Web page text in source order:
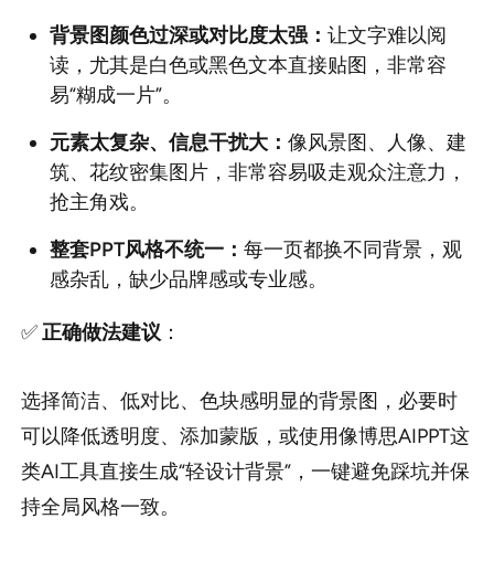
背景图颜色过深或对比度太强： 让文字难以阅
读，尤其是白色或黑色文本直接贴图，非常容
易“糊成一片”。
元素太复杂、信息干扰大： 像风景图、人像、建
筑、花纹密集图片，非常容易吸走观众注意力，
抢主角戏。
整套PPT风格不统一： 每一页都换不同背景，观
感杂乱，缺少品牌感或专业感。
✅正确做法建议 ：
选择简洁、低对比、色块感明显的背景图，必要时
可以降低透明度、添加蒙版，或使用像博思AIPPT这
类AI工具直接生成“轻设计背景”，一键避免踩坑并保
持全局风格一致。